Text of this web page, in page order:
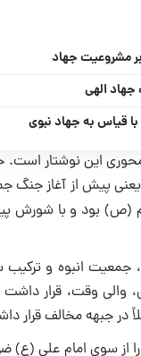
مشروعیت جهاد
الهی
قیاس به جهاد نبوی
این نوشتار
(ص) بود و با شورش
جمعیت انبوه و
وقت، قرار داشت
در جبهه مخالف قرار
از سوی امام علی